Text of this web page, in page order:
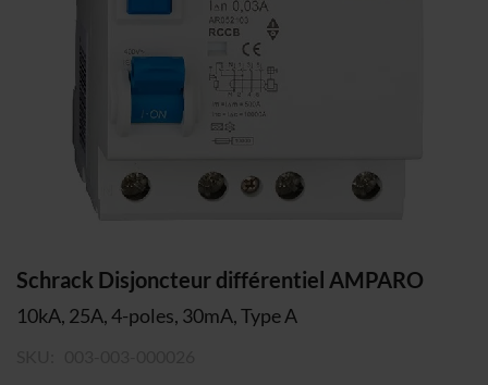
Skip
the
Schrack Disjoncteur différentiel AMPARO
10kA, 25A, 4-poles, 30mA, Type A